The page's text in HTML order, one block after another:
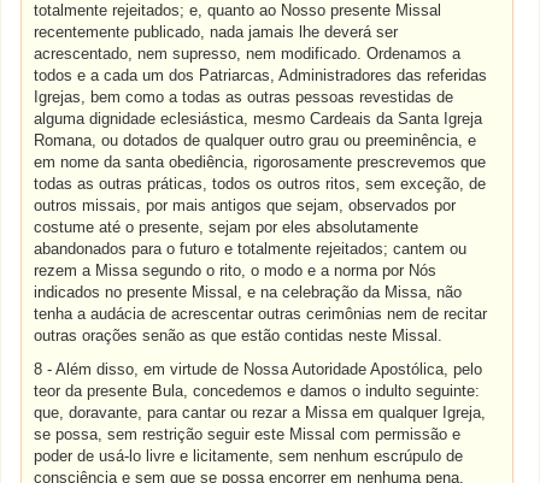
totalmente rejeitados; e, quanto ao Nosso presente Missal
recentemente publicado, nada jamais lhe deverá ser
acrescentado, nem supresso, nem modificado. Ordenamos a
todos e a cada um dos Patriarcas, Administradores das referidas
Igrejas, bem como a todas as outras pessoas revestidas de
alguma dignidade eclesiástica, mesmo Cardeais da Santa Igreja
Romana, ou dotados de qualquer outro grau ou preeminência, e
em nome da santa obediência, rigorosamente prescrevemos que
todas as outras práticas, todos os outros ritos, sem exceção, de
outros missais, por mais antigos que sejam, observados por
costume até o presente, sejam por eles absolutamente
abandonados para o futuro e totalmente rejeitados; cantem ou
rezem a Missa segundo o rito, o modo e a norma por Nós
indicados no presente Missal, e na celebração da Missa, não
tenha a audácia de acrescentar outras cerimônias nem de recitar
outras orações senão as que estão contidas neste Missal.
8 - Além disso, em virtude de Nossa Autoridade Apostólica, pelo
teor da presente Bula, concedemos e damos o indulto seguinte:
que, doravante, para cantar ou rezar a Missa em qualquer Igreja,
se possa, sem restrição seguir este Missal com permissão e
poder de usá-lo livre e licitamente, sem nenhum escrúpulo de
consciência e sem que se possa encorrer em nenhuma pena,